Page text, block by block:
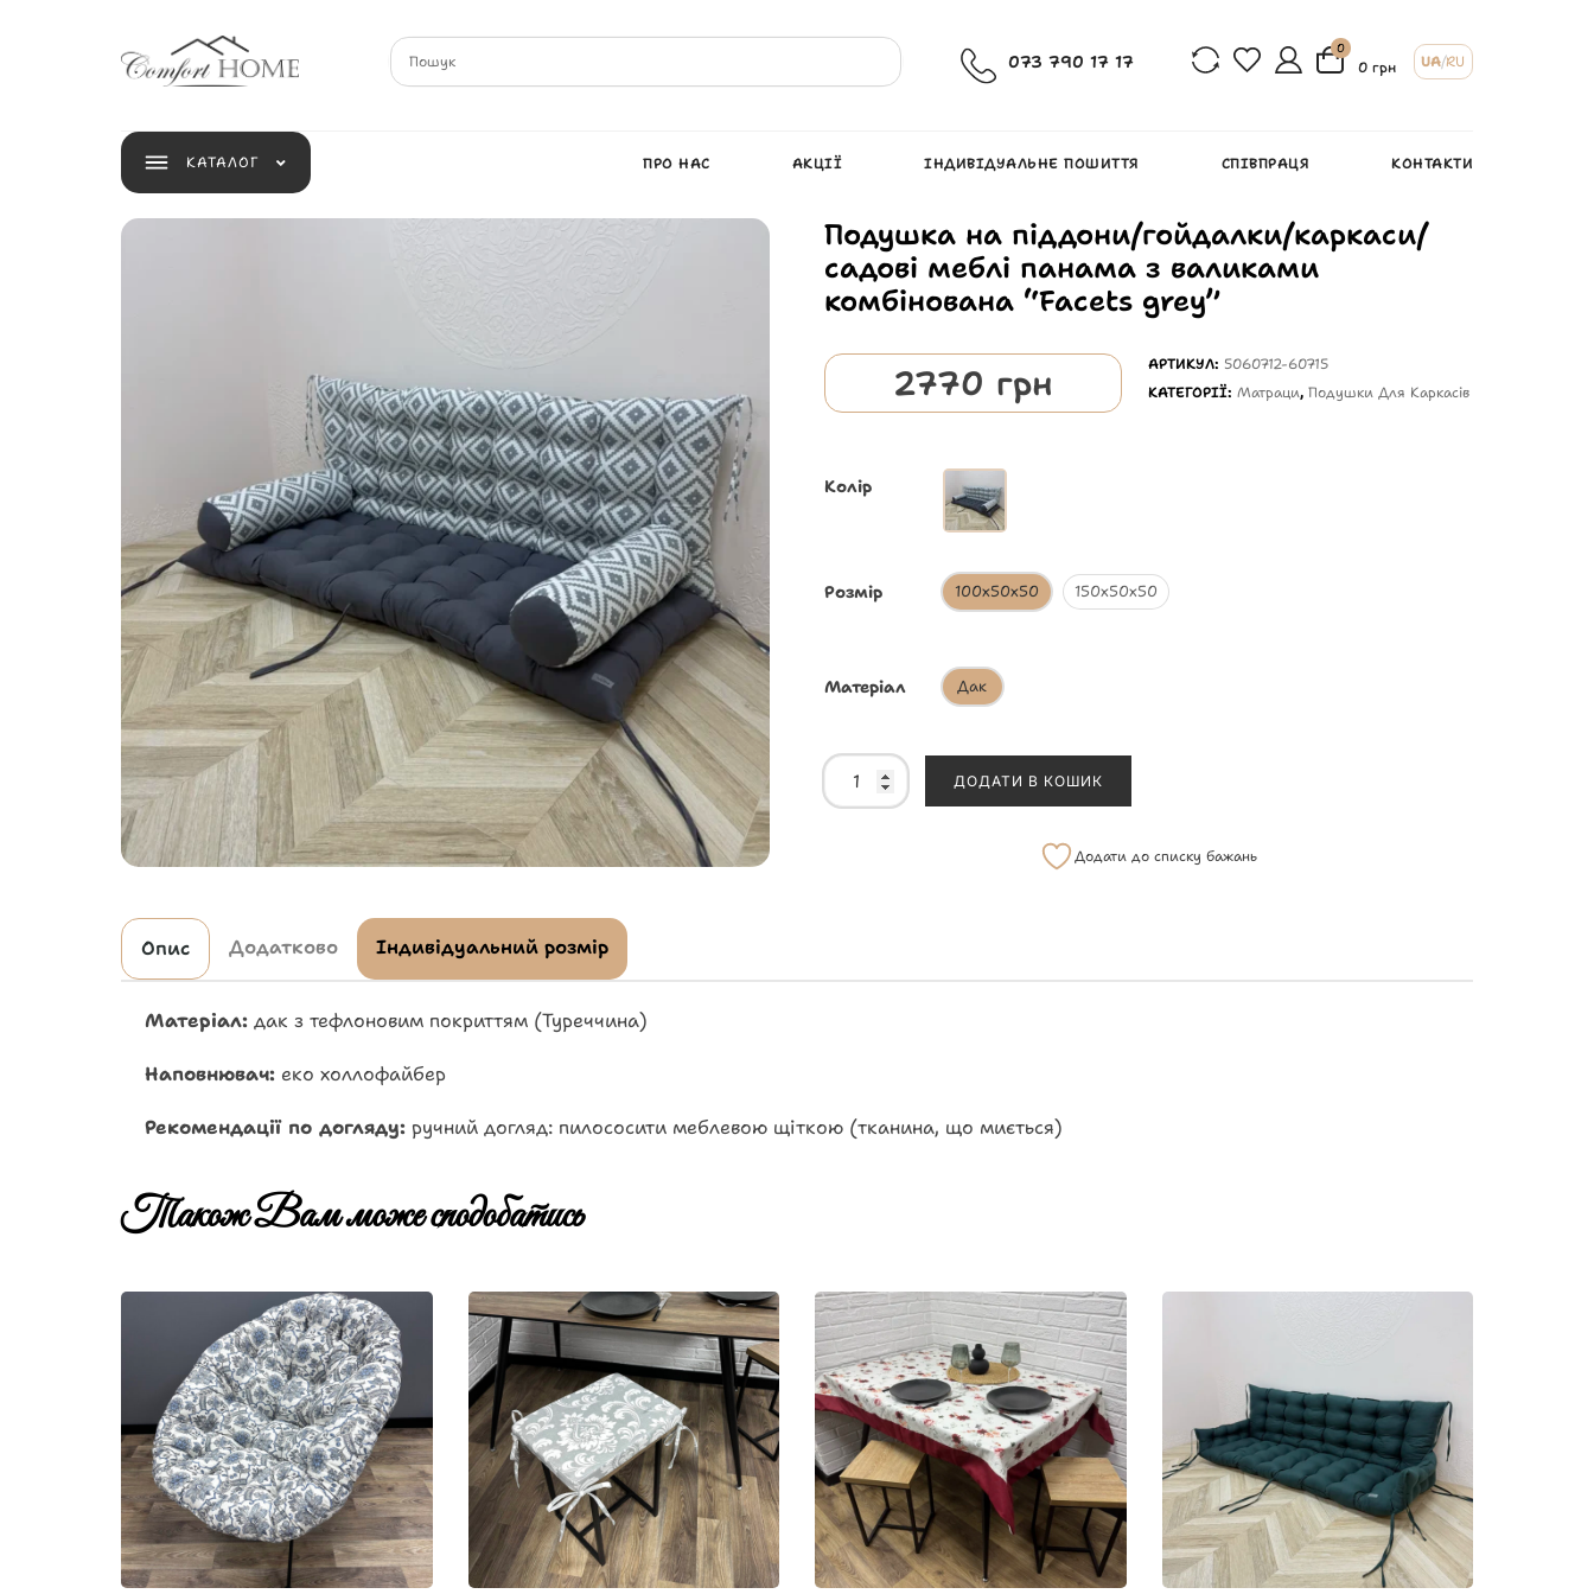
073 790 17 17
0
0 грн UA/RU
КАТАЛОГ ПРО НАС АКЦІЇ ІНДИВІДУАЛЬНЕ ПОШИТТЯ СПІВПРАЦЯ КОНТАКТИ
Подушка на піддони/гойдалки/каркаси/
садові меблі панама з валиками
комбінована “Facets grey”
2770 грн АРТИКУЛ: 5060712-60715
КАТЕГОРІЇ:Матраци,Подушки Для Каркасів
Колір
Розмір 100х50х50 150х50х50
Матеріал Дак
ДОДАТИ В КОШИК
Додати до списку бажань
Опис Додатково Індивідуальний розмір
Матеріал: дак з тефлоновим покриттям (Туреччина)
Наповнювач: еко холлофайбер
Рекомендації по догляду: ручний догляд: пилососити меблевою щіткою (тканина, що миється)
Також Вам може сподобатись